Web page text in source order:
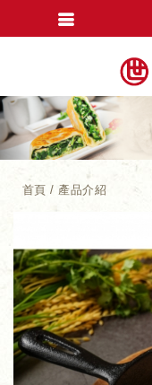
首頁 產品介紹